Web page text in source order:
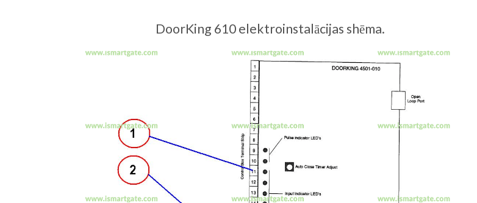
DoorKing 610 elektroinstalācijas shēma.